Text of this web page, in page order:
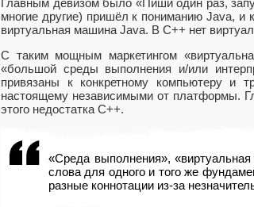
Главным девизом было «Пиши один раз,
многие другие) пришёл к пониманию Java, и
виртуальная машина Java. В C++ нет
С таким мощным маркетингом
«большой среды выполнения и/или
привязаны к конкретному компьютеру и
настоящему независимыми от платформы.
этого недостатка C++.
«Среда выполнения»,
слова для одного и того же
разные коннотации из-за